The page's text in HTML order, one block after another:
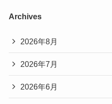
Archives
2026年8月
2026年7月
2026年6月